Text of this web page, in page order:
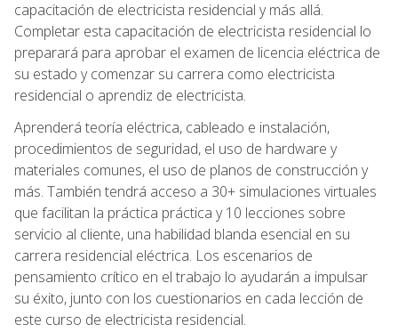
capacitación de electricista residencial y más allá.
Completar esta capacitación de electricista residencial lo
preparará para aprobar el examen de licencia eléctrica de
su estado y comenzar su carrera como electricista
residencial o aprendiz de electricista.
Aprenderá teoría eléctrica, cableado e instalación,
procedimientos de seguridad, el uso de hardware y
materiales comunes, el uso de planos de construcción y
más. También tendrá acceso a 30+ simulaciones virtuales
que facilitan la práctica práctica y 10 lecciones sobre
servicio al cliente, una habilidad blanda esencial en su
carrera residencial eléctrica. Los escenarios de
pensamiento crítico en el trabajo lo ayudarán a impulsar
su éxito, junto con los cuestionarios en cada lección de
este curso de electricista residencial.